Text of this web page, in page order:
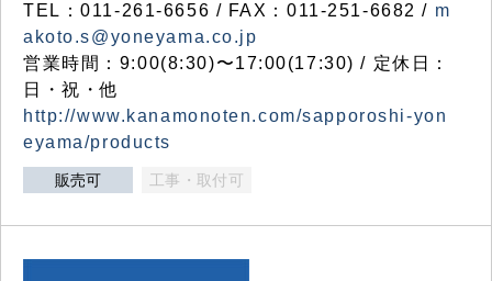
TEL：011-261-6656 / FAX：011-251-6682 / m
akoto.s@yoneyama.co.jp
営業時間：9:00(8:30)〜17:00(17:30) / 定休日：
日・祝・他
http://www.kanamonoten.com/sapporoshi-yon
eyama/products
販売可 工事・取付可